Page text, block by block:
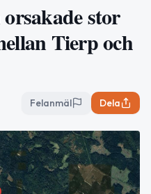
stor
Tierp och
Felanmäl Dela